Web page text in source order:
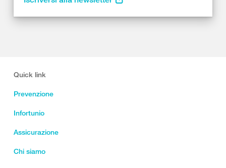
Quick link
Prevenzione
Infortunio
Assicurazione
Chi siamo